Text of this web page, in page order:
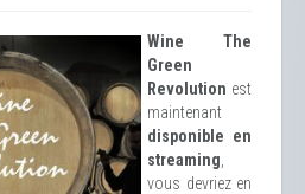
Wine The
Green
Revolution est
maintenant
disponible en
streaming
vous devriez en